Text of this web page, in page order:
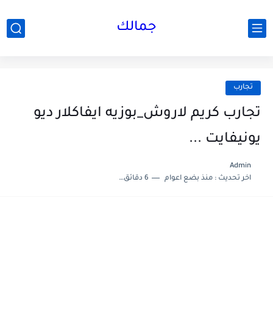
جمالك
تجارب
تجارب كريم لاروش_بوزيه ايفاكلار ديو
يونيفايت ...
Admin
اخر تحديث :منذ بضع اعوام 6 دقائق للقراءة